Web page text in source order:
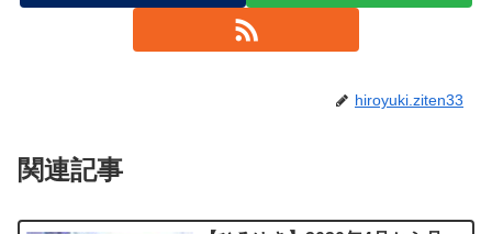
hiroyuki.ziten33
関連記事